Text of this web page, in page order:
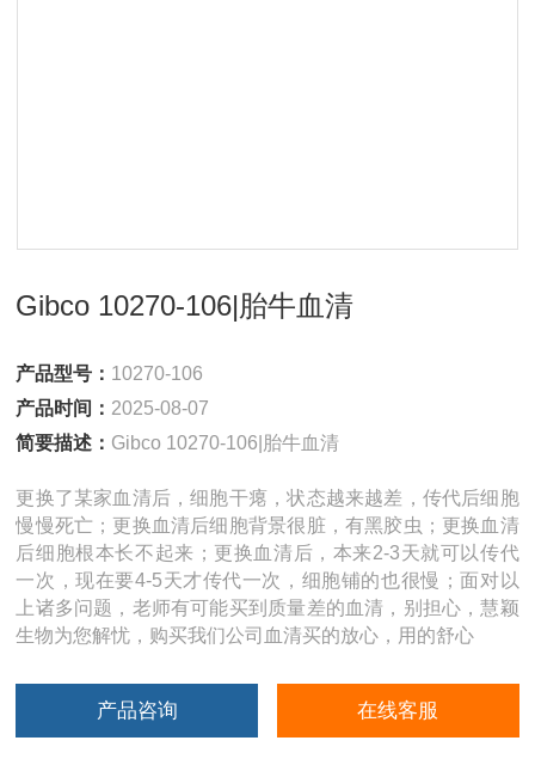
Gibco 10270-106|胎牛血清
产品型号： 10270-106
产品时间： 2025-08-07
简要描述： Gibco 10270-106|胎牛血清
更换了某家血清后，细胞干瘪，状态越来越差，传代后细胞
慢慢死亡；更换血清后细胞背景很脏，有黑胶虫；更换血清
后细胞根本长不起来；更换血清后，本来2-3天就可以传代
一次，现在要4-5天才传代一次，细胞铺的也很慢；面对以
上诸多问题，老师有可能买到质量差的血清，别担心，慧颖
生物为您解忧，购买我们公司血清买的放心，用的舒心
产品咨询 在线客服